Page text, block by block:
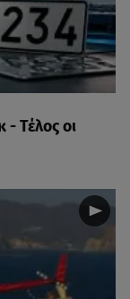
- Τέλος οι